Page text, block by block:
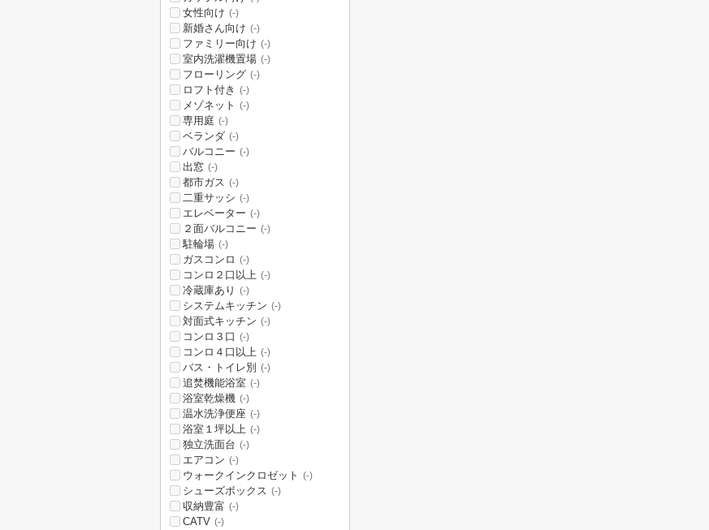
女性向け (-)
新婚さん向け (-)
ファミリー向け (-)
室内洗濯機置場 (-)
フローリング (-)
ロフト付き (-)
メゾネット (-)
専用庭 (-)
ベランダ (-)
バルコニー (-)
出窓 (-)
都市ガス (-)
二重サッシ (-)
エレベーター (-)
２面バルコニー (-)
駐輪場 (-)
ガスコンロ (-)
コンロ２口以上 (-)
冷蔵庫あり (-)
システムキッチン (-)
対面式キッチン (-)
コンロ３口 (-)
コンロ４口以上 (-)
バス・トイレ別 (-)
追焚機能浴室 (-)
浴室乾燥機 (-)
温水洗浄便座 (-)
浴室１坪以上 (-)
独立洗面台 (-)
エアコン (-)
ウォークインクロゼット (-)
シューズボックス (-)
収納豊富 (-)
CATV (-)